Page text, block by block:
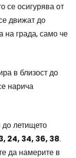
се осигурява от
движат до
на града, само че
в близост до
нарича
летището
24, 34, 36, 38.
да намерите в